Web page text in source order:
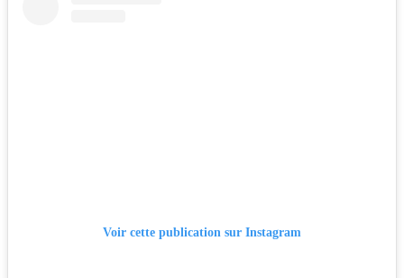
Voir cette publication sur Instagram